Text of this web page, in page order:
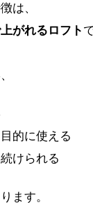
は、
がれるロフト
的に使える
けられる
ます。